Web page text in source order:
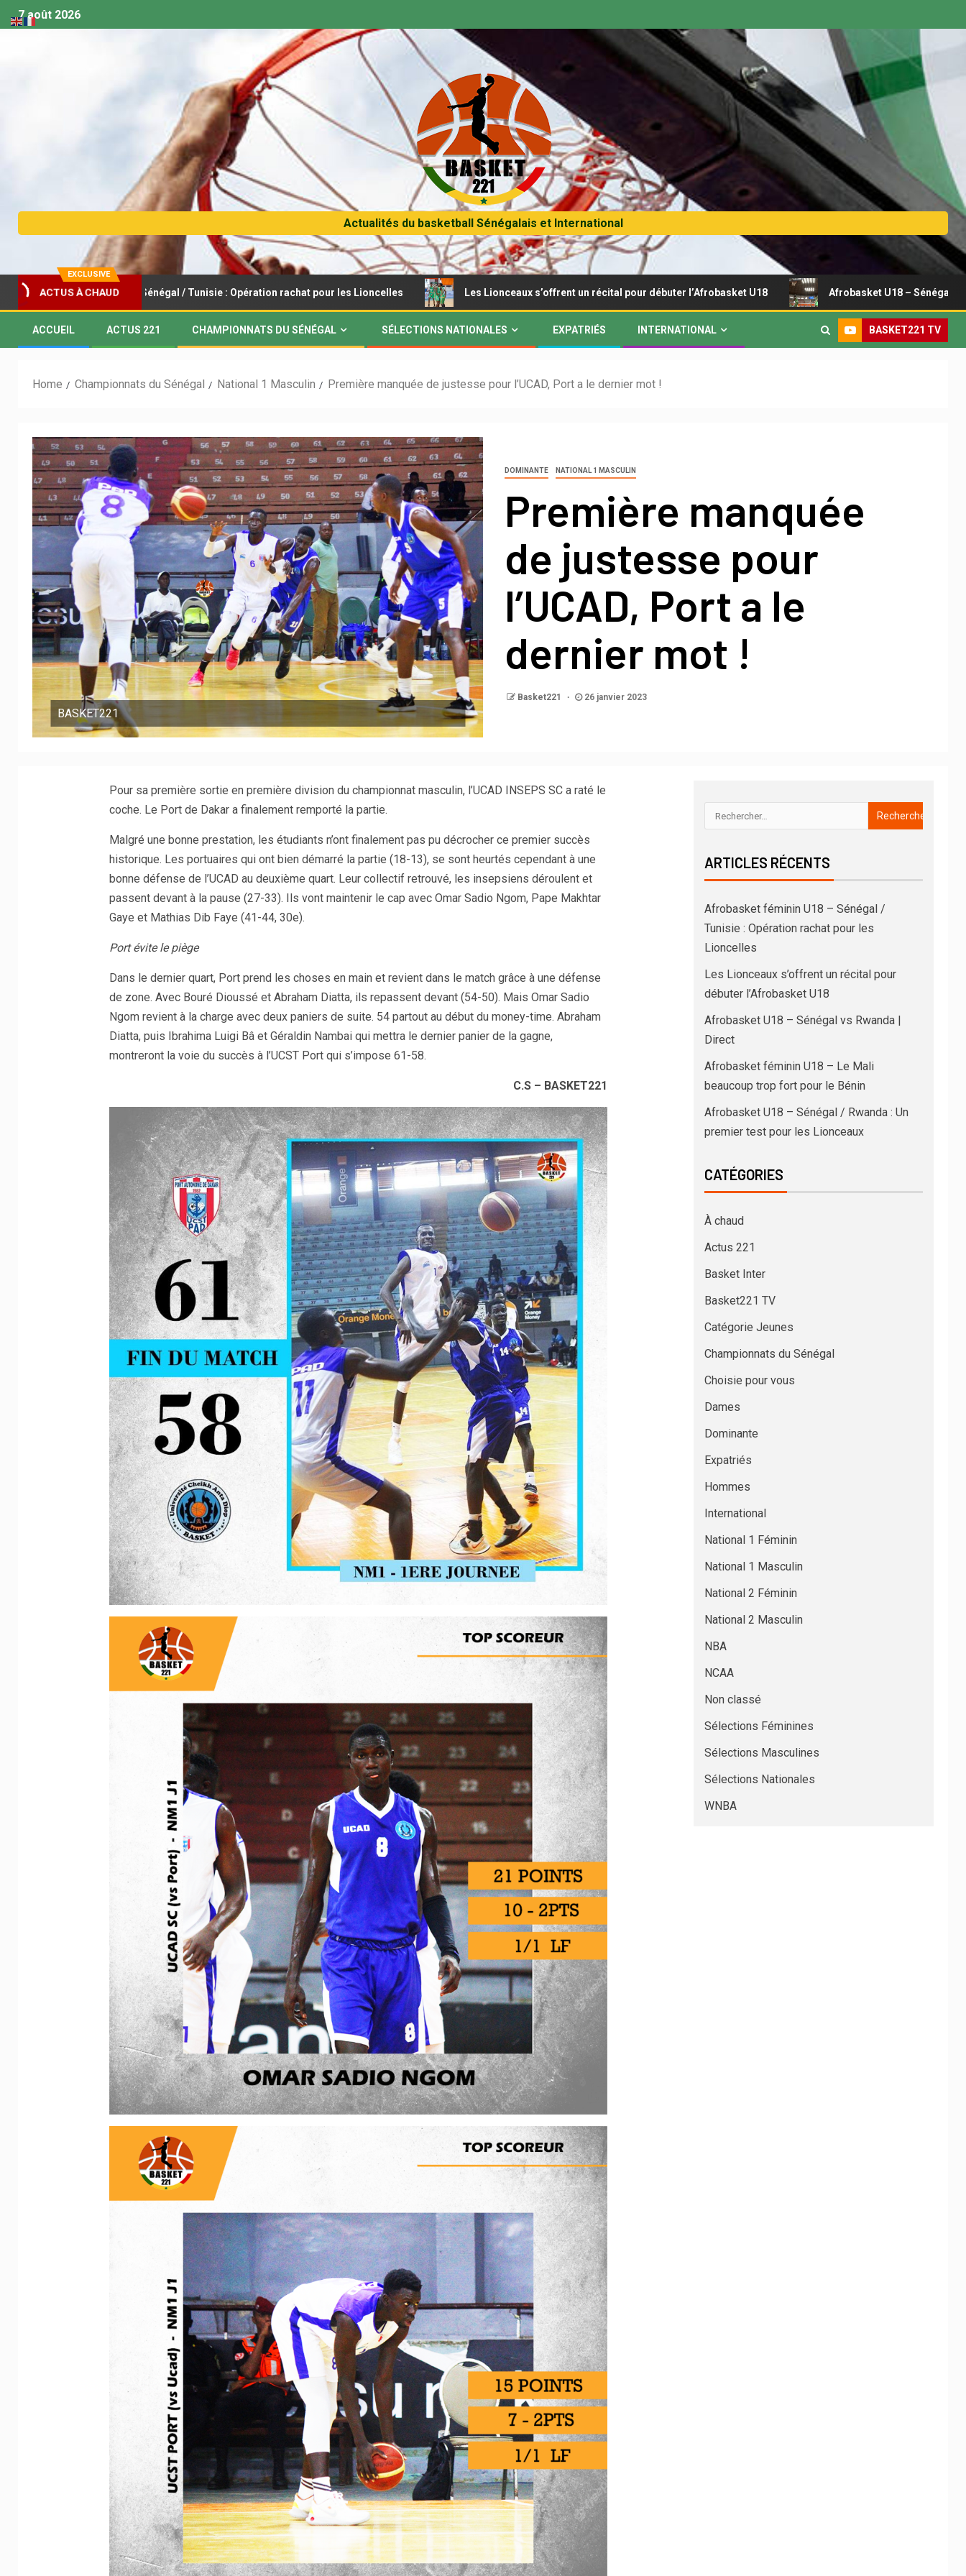
7 août 2026
Actualités du basketball Sénégalais et International
EXCLUSIVE
ACTUS À CHAUD
féminin U18 – Sénégal / Tunisie : Opération rachat pour les Lioncelles Les Lionceaux s’offrent un récital pour débuter l’Afrobasket U18 Afrobasket U18 – Sénégal vs Rwanda |
ACCUEIL ACTUS 221 CHAMPIONNATS DU SÉNÉGAL SÉLECTIONS NATIONALES EXPATRIÉS INTERNATIONAL BASKET221 TV
Home Championnats du Sénégal National 1 Masculin Première manquée de justesse pour l’UCAD, Port a le dernier mot !
BASKET221
DOMINANTE NATIONAL 1 MASCULIN
Première manquée
de justesse pour
l’UCAD, Port a le
dernier mot !
Basket221 26 janvier 2023
Pour sa première sortie en première division du championnat masculin, l’UCAD INSEPS SC a raté le
coche. Le Port de Dakar a finalement remporté la partie.
Malgré une bonne prestation, les étudiants n’ont finalement pas pu décrocher ce premier succès
historique. Les portuaires qui ont bien démarré la partie (18-13), se sont heurtés cependant à une
bonne défense de l’UCAD au deuxième quart. Leur collectif retrouvé, les insepsiens déroulent et
passent devant à la pause (27-33). Ils vont maintenir le cap avec Omar Sadio Ngom, Pape Makhtar
Gaye et Mathias Dib Faye (41-44, 30e).
Port évite le piège
Dans le dernier quart, Port prend les choses en main et revient dans le match grâce à une défense
de zone. Avec Bouré Dioussé et Abraham Diatta, ils repassent devant (54-50). Mais Omar Sadio
Ngom revient à la charge avec deux paniers de suite. 54 partout au début du money-time. Abraham
Diatta, puis Ibrahima Luigi Bâ et Géraldin Nambai qui mettra le dernier panier de la gagne,
montreront la voie du succès à l’UCST Port qui s’impose 61-58.
C.S – BASKET221
ARTICLES RÉCENTS
Afrobasket féminin U18 – Sénégal /
Tunisie : Opération rachat pour les
Lioncelles
Les Lionceaux s’offrent un récital pour
débuter l’Afrobasket U18
Afrobasket U18 – Sénégal vs Rwanda |
Direct
Afrobasket féminin U18 – Le Mali
beaucoup trop fort pour le Bénin
Afrobasket U18 – Sénégal / Rwanda : Un
premier test pour les Lionceaux
CATÉGORIES
À chaud
Actus 221
Basket Inter
Basket221 TV
Catégorie Jeunes
Championnats du Sénégal
Choisie pour vous
Dames
Dominante
Expatriés
Hommes
International
National 1 Féminin
National 1 Masculin
National 2 Féminin
National 2 Masculin
NBA
NCAA
Non classé
Sélections Féminines
Sélections Masculines
Sélections Nationales
WNBA